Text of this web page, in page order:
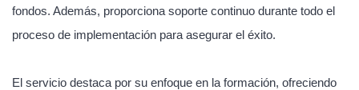
fondos. Además, proporciona soporte continuo durante todo el
proceso de implementación para asegurar el éxito.
El servicio destaca por su enfoque en la formación, ofreciendo